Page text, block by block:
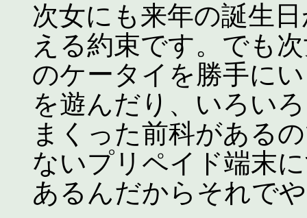
次女にも来年の誕生
える約束です。でも
のケータイを勝手に
を遊んだり、いろい
まくった前科がある
ないプリペイド端末
あるんだからそれで